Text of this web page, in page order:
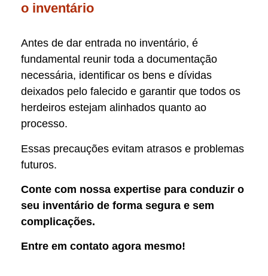
o inventário
Antes de dar entrada no inventário, é
fundamental reunir toda a documentação
necessária, identificar os bens e dívidas
deixados pelo falecido e garantir que todos os
herdeiros estejam alinhados quanto ao
processo.
Essas precauções evitam atrasos e problemas
futuros.
Conte com nossa expertise para conduzir o
seu inventário de forma segura e sem
complicações.
Entre em contato agora mesmo!